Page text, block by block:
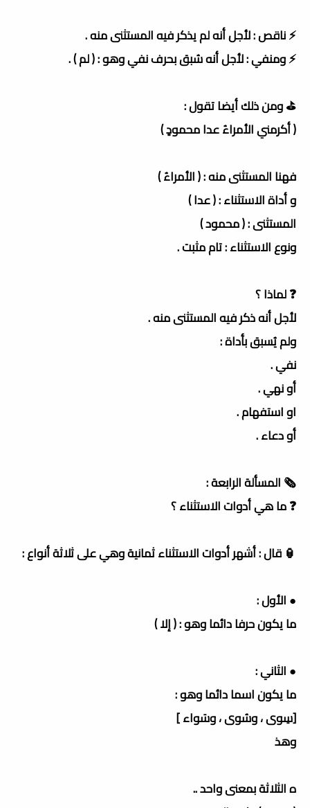
⚡️ ناقص : لأجل أنه لم يذكر فيه المستثنى منه .
⚡️ ومنفي : لأجل أنه سُبق بحرف نفي وهو : ( لم ) .
⛳️ ومن ذلك أيضا تقول :
( أكرمني الأمراءُ عدا محمودٍ )
فهنا المستثنى منه : ( الأمراءُ )
و أداة الاستثناء : ( عدا )
المستثنى : ( محمود )
ونوع الاستثناء : تام مثبت .
❓ لماذا ؟
لأجل أنه ذكر فيه المستثنى منه .
ولم يُسبق بأداة :
نفي .
أو نهي .
او استفهام .
أو دعاء .
🗞 المسألة الرابعة :
❓ ما هي أدوات الاستثناء ؟
🏮 قال : أشهر أدوات الاستثناء ثمانية وهي على ثلاثة أنواع :
● الأول :
ما يكون حرفا دائما وهو : ( إلا )
● الثاني :
ما يكون اسما دائما وهو :
[سِوى ، وسُوى ، وسَواء ]
وهذ
ه الثلاثة بمعنى واحد ..